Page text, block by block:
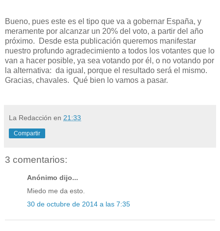
Bueno, pues este es el tipo que va a gobernar España, y
meramente por alcanzar un 20% del voto, a partir del año
próximo. Desde esta publicación queremos manifestar
nuestro profundo agradecimiento a todos los votantes que lo
van a hacer posible, ya sea votando por él, o no votando por
la alternativa: da igual, porque el resultado será el mismo.
Gracias, chavales. Qué bien lo vamos a pasar.
La Redacción en 21:33
Compartir
3 comentarios:
Anónimo dijo...
Miedo me da esto.
30 de octubre de 2014 a las 7:35